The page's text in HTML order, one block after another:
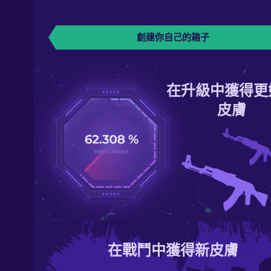
創建你自己的箱子
在升級中獲得
皮膚
在戰鬥中獲得新皮膚